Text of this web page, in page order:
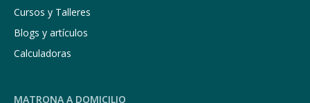
Cursos y Talleres
Blogs y artículos
Calculadoras
MATRONA A DOMICILIO